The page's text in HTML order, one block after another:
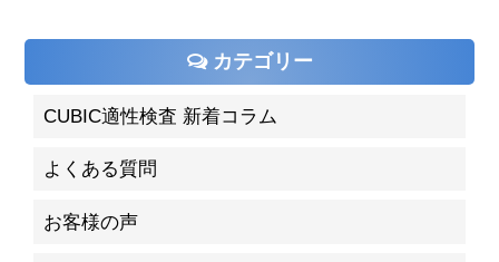
カテゴリー
CUBIC適性検査 新着コラム
よくある質問
お客様の声